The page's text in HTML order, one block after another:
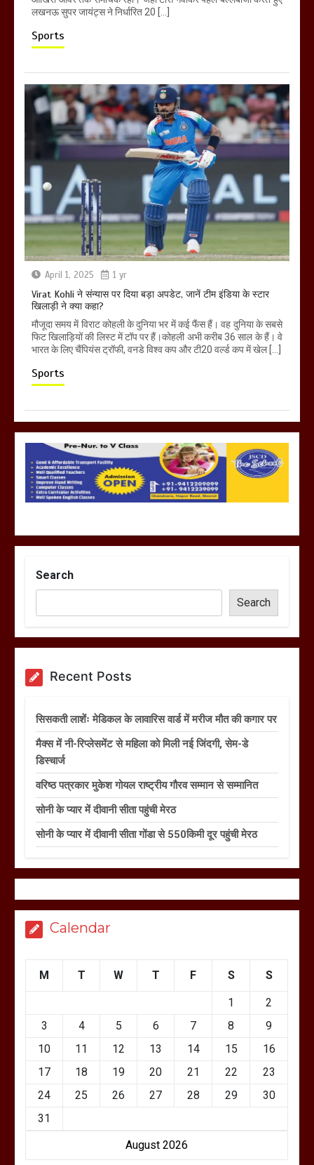
लखनऊ सुपर जायंट्स ने निर्धारित 20 […]
Sports
April 1, 2025 1 yr
Virat Kohli ने संन्यास पर दिया बड़ा अपडेट, जानें टीम इंडिया के स्टार
खिलाड़ी ने क्या कहा?
मौजूदा समय में विराट कोहली के दुनिया भर में कई फैंस हैं। वह दुनिया के सबसे
फिट खिलाड़ियों की लिस्ट में टॉप पर हैं।कोहली अभी करीब 36 साल के हैं। वे
भारत के लिए चैंपियंस ट्रॉफी, वनडे विश्व कप और टी20 वर्ल्ड कप में खेल […]
Sports
Search
Search
Recent Posts
सिसकती लाशेंः मेडिकल के लावारिस वार्ड में मरीज मौत की कगार पर
मैक्स में नी-रिप्लेसमेंट से महिला को मिली नई जिंदगी, सेम-डे
डिस्चार्ज
वरिष्ठ पत्रकार मुकेश गोयल राष्ट्रीय गौरव सम्मान से सम्मानित
सोनी के प्यार में दीवानी सीता पहुंची मेरठ
सोनी के प्यार में दीवानी सीता गोंडा से 550किमी दूर पहुंची मेरठ
Calendar
August 2026
M T W T F S S
1
2
3
4 5 6 7 8
9
10
11 12 13 14 15
16
17
18 19 20 21 22
23
24
25 26 27 28 29
30
31